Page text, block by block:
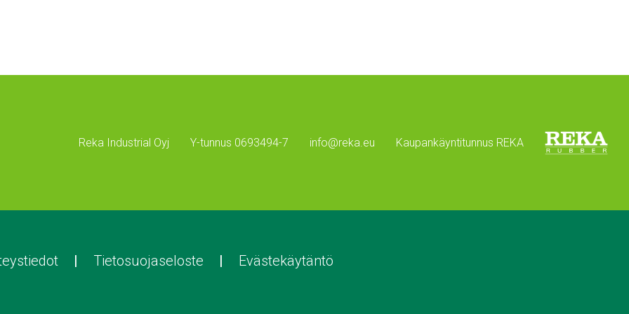
Reka Industrial Oyj Y-tunnus 0693494-7 info@reka.eu Kaupankäyntitunnus REKA
Tietosuojaseloste Evästekäytäntö